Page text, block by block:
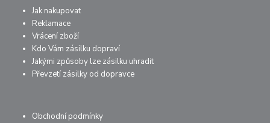
Jak nakupovat
Reklamace
Vrácení zboží
Kdo Vám zásilku dopraví
Jakými způsoby lze zásilku uhradit
Převzetí zásilky od dopravce
Obchodní podmínky